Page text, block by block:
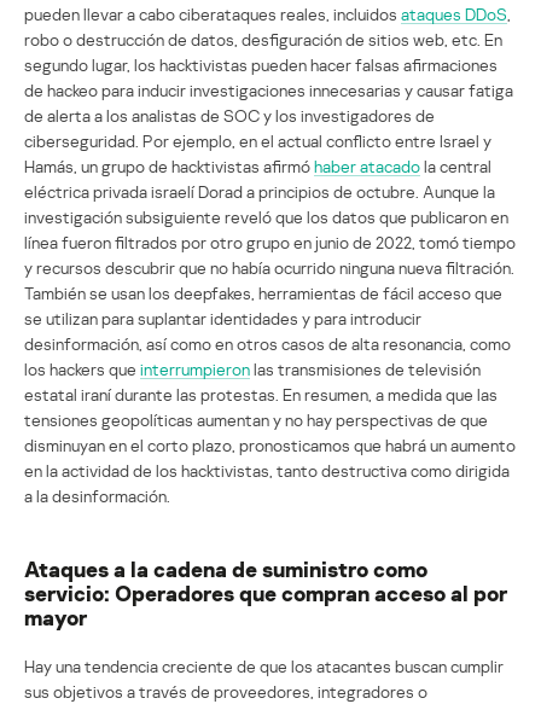
pueden llevar a cabo ciberataques reales, incluidos ataques DDoS
robo o destrucción de datos, desfiguración de sitios web, etc. En
segundo lugar, los hacktivistas pueden hacer falsas afirmaciones
de hackeo para inducir investigaciones innecesarias y causar fatiga
de alerta a los analistas de SOC y los investigadores de
ciberseguridad. Por ejemplo, en el actual conflicto entre Israel y
Hamás, un grupo de hacktivistas afirmóhaber atacadola central
eléctrica privada israelí Dorad a principios de octubre. Aunque la
investigación subsiguiente reveló que los datos que publicaron en
línea fueron filtrados por otro grupo en junio de 2022, tomó tiempo
y recursos descubrir que no había ocurrido ninguna nueva filtración.
También se usan los deepfakes, herramientas de fácil acceso que
se utilizan para suplantar identidades y para introducir
desinformación, así como en otros casos de alta resonancia, como
los hackers que interrumpieronlas transmisiones de televisión
estatal iraní durante las protestas. En resumen, a medida que las
tensiones geopolíticas aumentan y no hay perspectivas de que
disminuyan en el corto plazo, pronosticamos que habrá un aumento
en la actividad de los hacktivistas, tanto destructiva como dirigida
a la desinformación.
Ataques a la cadena de suministro como
servicio: Operadores que compran acceso al por
mayor
Hay una tendencia creciente de que los atacantes buscan cumplir
sus objetivos a través de proveedores, integradores o